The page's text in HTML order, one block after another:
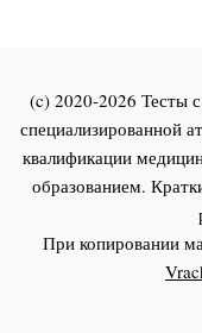
(c) 2020-2026 Тесты
специализированной
квалификации
образованием.
При копировании